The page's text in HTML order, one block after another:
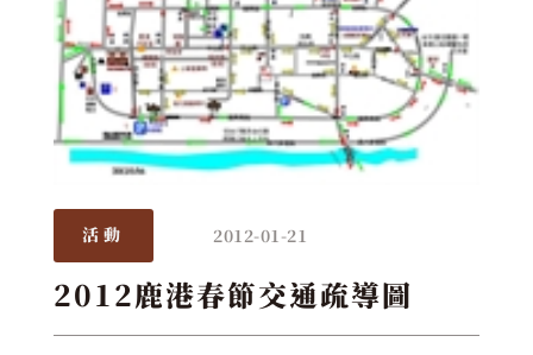
活動 2012-01-21
2012鹿港春節交通疏導圖